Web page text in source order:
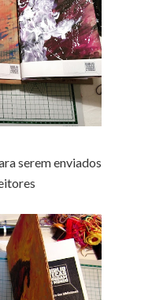
serem enviados